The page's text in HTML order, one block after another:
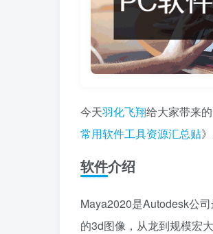
今天羽化飞翔给大家带来
常用软件工具资源汇总贴》
软件介绍
Maya2020是Autodesk公
的3d图像，从龙到规模宏